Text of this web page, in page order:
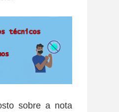
sobre a nota